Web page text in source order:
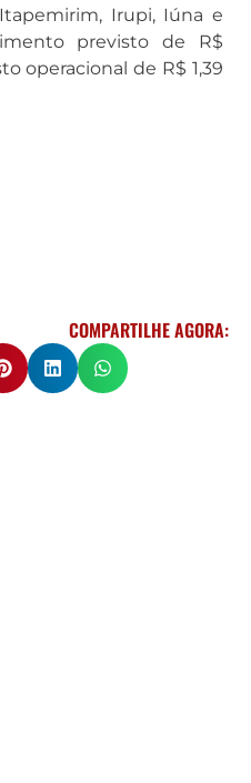
Itapemirim, Irupi, Iúna e
previsto de R$
operacional de R$ 1,39
COMPARTILHE AGORA: